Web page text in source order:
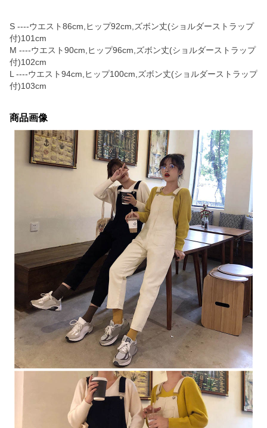
S ----ウエスト86cm,ヒップ92cm,ズボン丈(ショルダーストラップ
付)101cm
M ----ウエスト90cm,ヒップ96cm,ズボン丈(ショルダーストラップ
付)102cm
L ----ウエスト94cm,ヒップ100cm,ズボン丈(ショルダーストラップ
付)103cm
商品画像